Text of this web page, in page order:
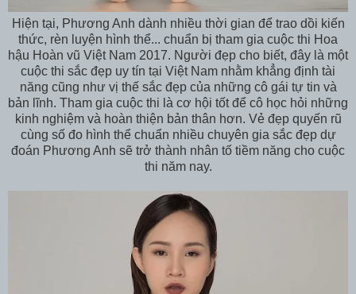
Hiện tại, Phương Anh dành nhiều thời gian để trao dồi kiến
thức, rèn luyện hình thể... chuẩn bị tham gia cuộc thi Hoa
hậu Hoàn vũ Việt Nam 2017. Người đẹp cho biết, đây là một
cuộc thi sắc đẹp uy tín tại Việt Nam nhằm khẳng định tài
năng cũng như vị thế sắc đẹp của những cô gái tự tin và
bản lĩnh. Tham gia cuộc thi là cơ hội tốt để cô học hỏi những
kinh nghiệm và hoàn thiện bản thân hơn. Vẻ đẹp quyến rũ
cùng số đo hình thể chuẩn nhiều chuyên gia sắc đẹp dự
đoán Phương Anh sẽ trở thành nhân tố tiềm năng cho cuộc
thi năm nay.